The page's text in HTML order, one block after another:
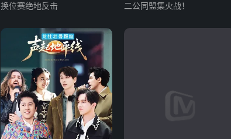
换位赛绝地反击 二公同盟集火战！